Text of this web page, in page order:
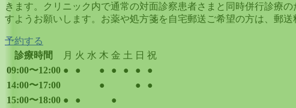
きます。クリニック内で通常の対面診察患者さまと同時併行診療
すようお願いします。お薬や処方箋を自宅郵送ご希望の方は、郵送
予約する
診療時間
月 火 水 木 金 土 日 祝
09:00〜12:00 ● ● ● ● ● ●
●
14:00〜17:00
● ●
●
15:00〜18:00 ● ●
●